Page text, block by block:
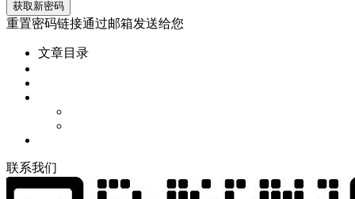
重置密码链接通过邮箱发送给您
文章目录
联系我们